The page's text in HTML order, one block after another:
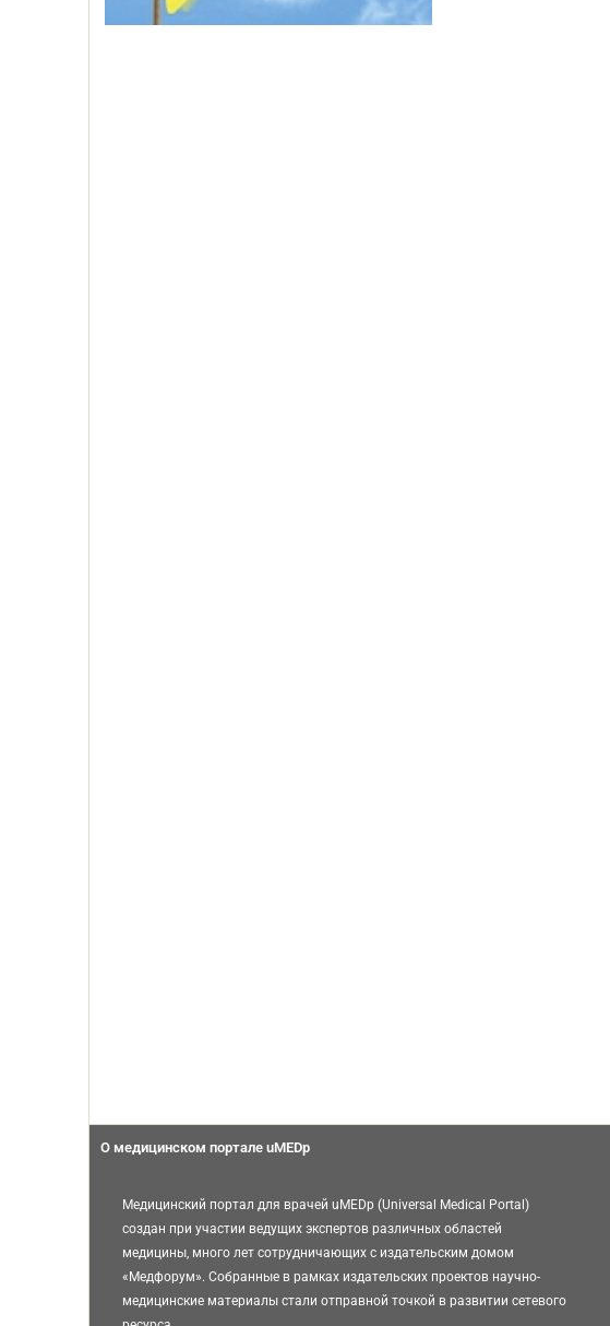
О медицинском портале uMEDp
Медицинский портал для врачей uMEDp (Universal Medical Portal)
создан при участии ведущих экспертов различных областей
медицины, много лет сотрудничающих с издательским домом
«Медфорум». Собранные в рамках издательских проектов научно-
медицинские материалы стали отправной точкой в развитии сетевого